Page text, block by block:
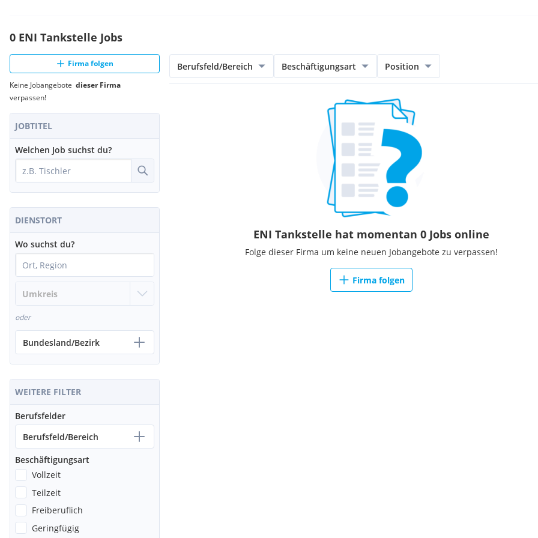
0 ENI Tankstelle Jobs
Firma folgen
Keine Jobangebote dieser Firma
verpassen!
JOBTITEL
Welchen Job suchst du?
DIENSTORT
Wo suchst du?
oder
Bundesland/Bezirk
WEITERE FILTER
Berufsfelder
Berufsfeld/Bereich
Beschäftigungsart
Vollzeit
Teilzeit
Freiberuflich
Geringfügig
Berufsfeld/Bereich Beschäftigungsart Position
ENI Tankstelle hat momentan 0 Jobs online
Folge dieser Firma um keine neuen Jobangebote zu verpassen!
Firma folgen